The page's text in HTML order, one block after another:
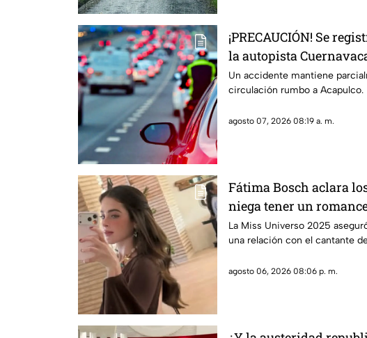
¡PRECAUCIÓN! Se
la autopista
Un accidente mantiene
circulación rumbo a Acapulco.
agosto 07, 2026 08:19 a. m.
Fátima Bosch aclara
niega tener un
Cano
La Miss Universo 2025
una relación con el cantante
agosto 06, 2026 08:06 p. m.